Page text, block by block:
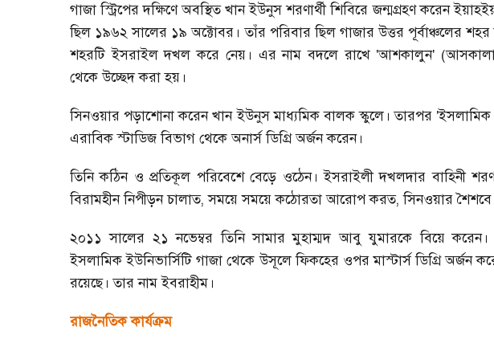
গাজা স্ট্রিপের দক্ষিণে অবস্থিত খান ইউনুস শরণার্থী শিবিরে জন্মগ্রহণ করেন
ছিল ১৯৬২ সালের ১৯ অক্টোবর। তাঁর পরিবার ছিল গাজার উত্তর পূর্বাঞ্চলের
শহরটি ইসরাইল দখল করে নেয়। এর নাম বদলে রাখে 'আশকালুন' (
থেকে উচ্ছেদ করা হয়।
সিনওয়ার পড়াশোনা করেন খান ইউনুস মাধ্যমিক বালক স্কুলে। তারপর 'ইসলামিক
এরাবিক স্টাডিজ বিভাগ থেকে অনার্স ডিগ্রি অর্জন করেন।
তিনি কঠিন ও প্রতিকূল পরিবেশে বেড়ে ওঠেন। ইসরাইলী দখলদার বাহিনী
বিরামহীন নিপীড়ন চালাত,সময়ে সময়ে কঠোরতা আরোপ করত,সিনওয়ার শৈশবে
২০১১ সালের ২১ নভেম্বর তিনি সামার মুহাম্মদ আবু যুমারকে বিয়ে করেন।
ইসলামিক ইউনিভার্সিটি গাজা থেকে উসূলে ফিকহের ওপর মাস্টার্স ডিগ্রি অর্জন
রয়েছে। তার নাম ইবরাহীম।
রাজনৈতিক কার্যক্রম